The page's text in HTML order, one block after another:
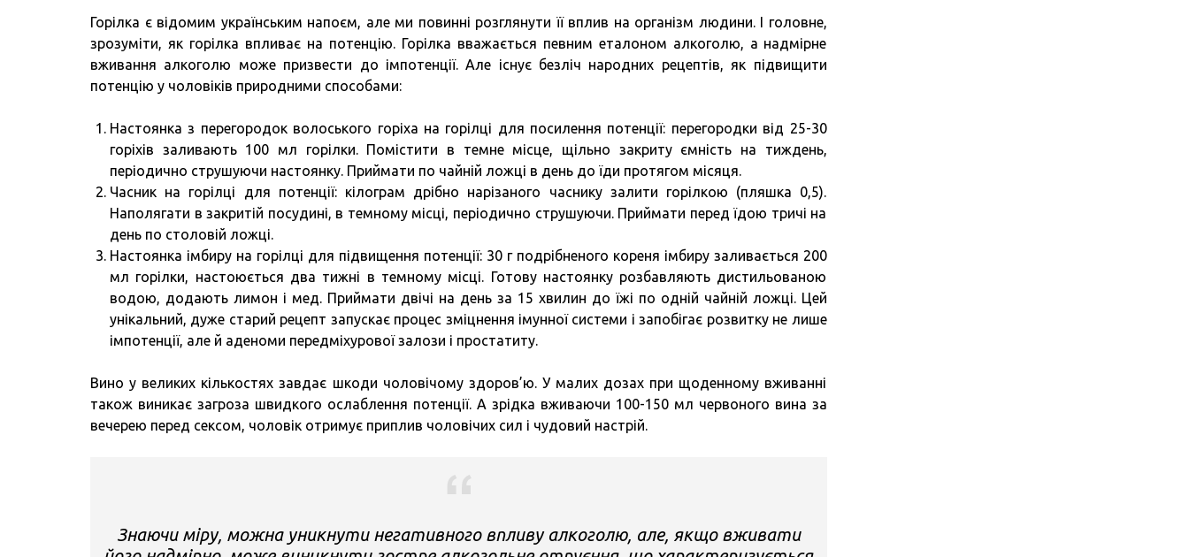
Горілка є відомим українським напоєм, але ми повинні розглянути її вплив на організм людини. І головне,
зрозуміти, як горілка впливає на потенцію. Горілка вважається певним еталоном алкоголю, а надмірне
вживання алкоголю може призвести до імпотенції. Але існує безліч народних рецептів, як підвищити
потенцію у чоловіків природними способами:
Настоянка з перегородок волоського горіха на горілці для посилення потенції: перегородки від 25-30
горіхів заливають 100 мл горілки. Помістити в темне місце, щільно закриту ємність на тиждень,
періодично струшуючи настоянку. Приймати по чайній ложці в день до їди протягом місяця.
Часник на горілці для потенції: кілограм дрібно нарізаного часнику залити горілкою (пляшка 0,5).
Наполягати в закритій посудині, в темному місці, періодично струшуючи. Приймати перед їдою тричі на
день по столовій ложці.
Настоянка імбиру на горілці для підвищення потенції: 30 г подрібненого кореня імбиру заливається 200
мл горілки, настоюється два тижні в темному місці. Готову настоянку розбавляють дистильованою
водою, додають лимон і мед. Приймати двічі на день за 15 хвилин до їжі по одній чайній ложці. Цей
унікальний, дуже старий рецепт запускає процес зміцнення імунної системи і запобігає розвитку не лише
імпотенції, але й аденоми передміхурової залози і простатиту.
Вино у великих кількостях завдає шкоди чоловічому здоров’ю. У малих дозах при щоденному вживанні
також виникає загроза швидкого ослаблення потенції. А зрідка вживаючи 100-150 мл червоного вина за
вечерею перед сексом, чоловік отримує приплив чоловічих сил і чудовий настрій.
Знаючи міру, можна уникнути негативного впливу алкоголю, але, якщо вживати